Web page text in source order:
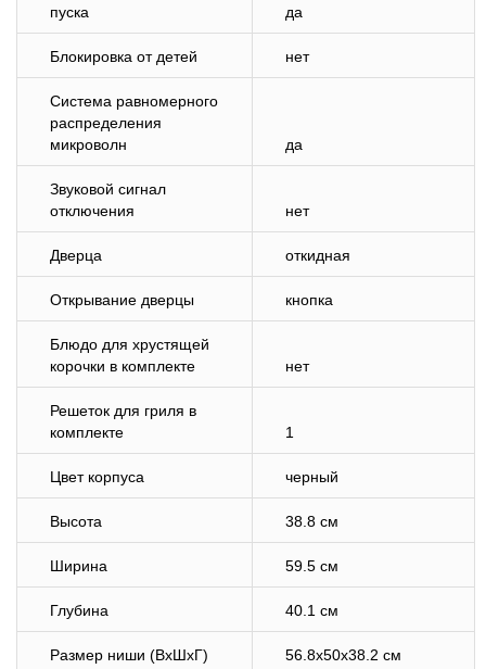
пуска
да
Блокировка от детей нет
Система равномерного
распределения
микроволн
да
Звуковой сигнал
отключения
нет
Дверца откидная
Открывание дверцы кнопка
Блюдо для хрустящей
корочки в комплекте
нет
Решеток для гриля в
комплекте
1
Цвет корпуса черный
Высота 38.8 см
Ширина 59.5 см
Глубина 40.1 см
Размер ниши (ВхШхГ) 56.8x50x38.2 см